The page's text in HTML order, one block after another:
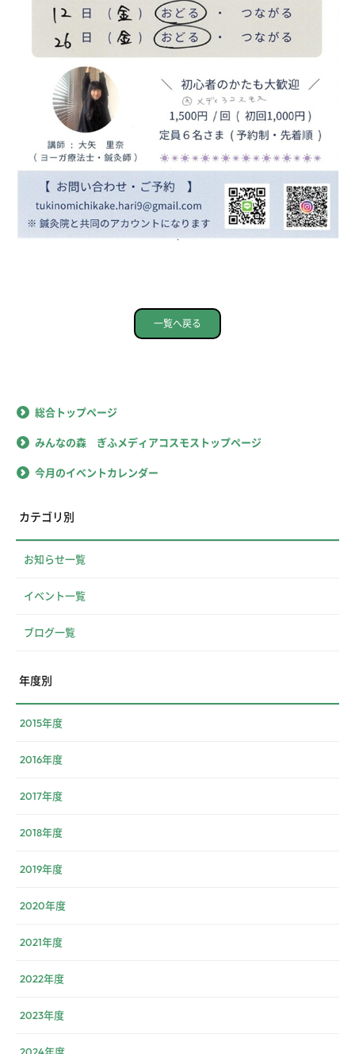
一覧へ戻る
総合トップページ
みんなの森 ぎふメディアコスモストップページ
今月のイベントカレンダー
カテゴリ別
お知らせ一覧
イベント一覧
ブログ一覧
年度別
2015年度
2016年度
2017年度
2018年度
2019年度
2020年度
2021年度
2022年度
2023年度
2024年度